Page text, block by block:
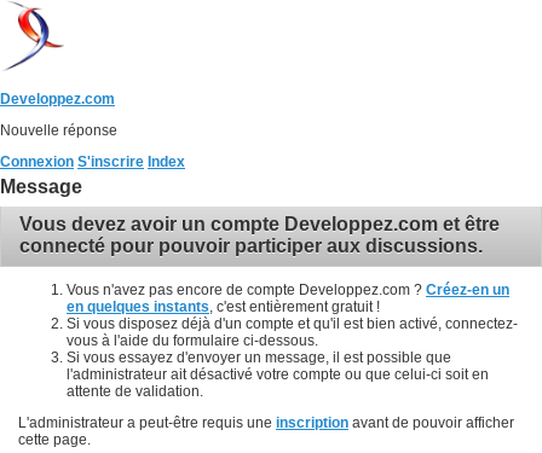
Developpez.com
Nouvelle réponse
Connexion S'inscrire Index
Message
Vous devez avoir un compte Developpez.com et être
connecté pour pouvoir participer aux discussions.
Vous n'avez pas encore de compte Developpez.com ? Créez-en un
en quelques instants , c'est entièrement gratuit !
Si vous disposez déjà d'un compte et qu'il est bien activé, connectez-
vous à l'aide du formulaire ci-dessous.
Si vous essayez d'envoyer un message, il est possible que
l'administrateur ait désactivé votre compte ou que celui-ci soit en
attente de validation.
L'administrateur a peut-être requis une inscription avant de pouvoir afficher
cette page.